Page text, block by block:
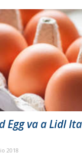
Egg va a Lidl
2018